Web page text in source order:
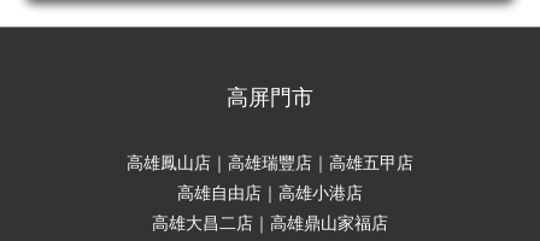
高屏門市
高雄鳳山店｜高雄瑞豐店｜高雄五甲店
高雄自由店｜高雄小港店
高雄大昌二店｜高雄鼎山家福店